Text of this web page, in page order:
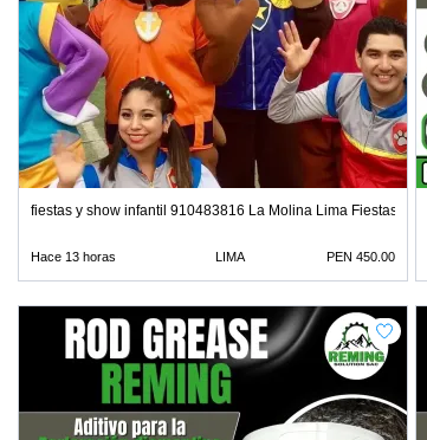
fiestas y show infantil 910483816 La Molina Lima Fiestas
Hace 13 horas LIMA PEN 450.00